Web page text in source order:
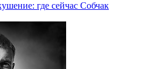
где сейчас Собчак